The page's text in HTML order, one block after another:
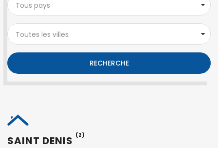
Tous pays
Toutes les villes
RECHERCHE
SAINT DENIS (2)